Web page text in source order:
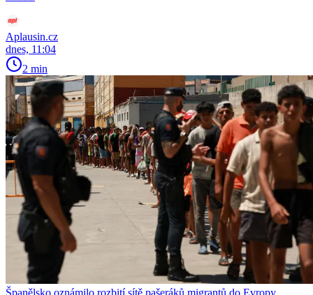
Aplausin.cz
dnes, 11:04
2 min
Španělsko oznámilo rozbití sítě pašeráků migrantů do Evropy,